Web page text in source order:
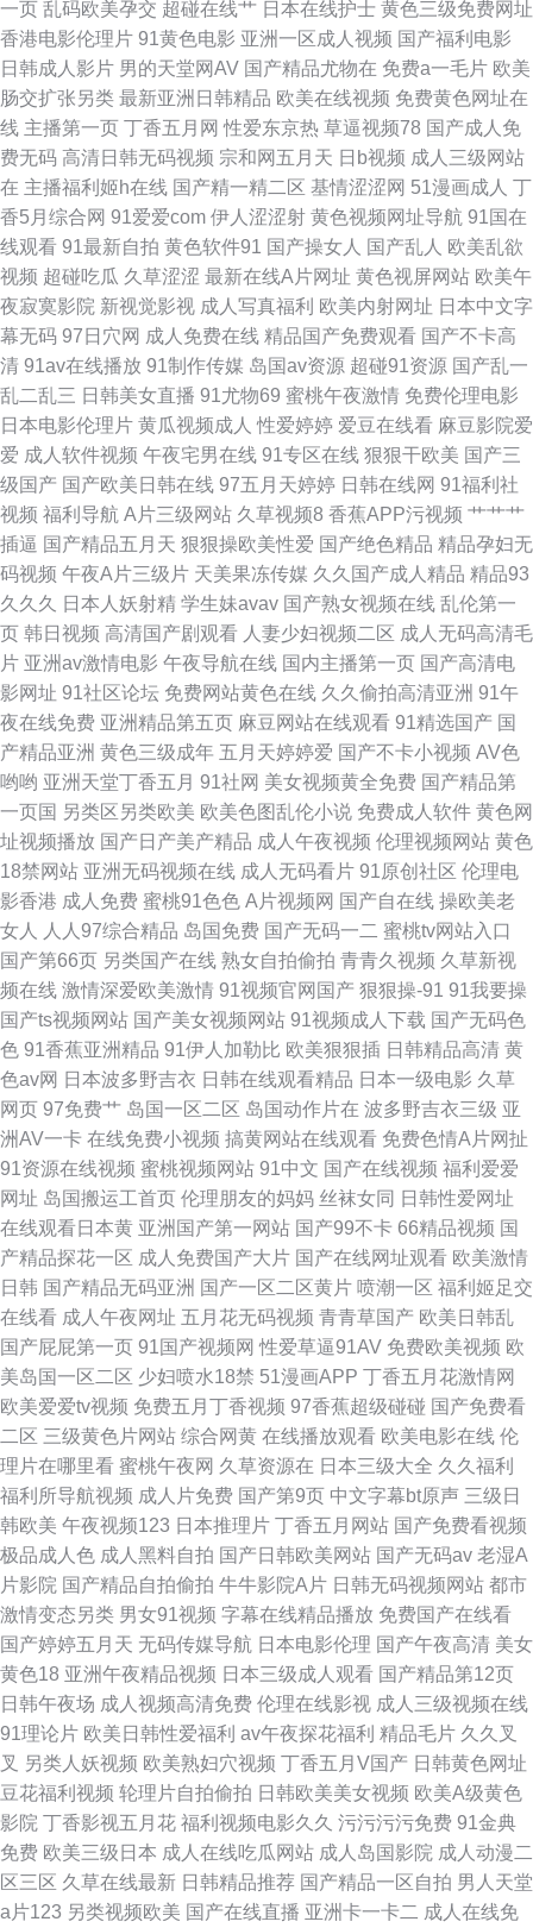
日本高清专区一区二无 av操超碰 欧美人妖射精 最新国产精品视频 玖玖偷拍
网 伊人香集Av 黄色电影视频网 国产黑丝足交在线 天龙影视 国产黄在线免费
观看 色天天天综合色天天碰 丁香午夜超碰 天龙电影院 国产aa麻豆 日韩一卡
2卡3卡4卡乱码网站导航 大杳蕉中文在线看大杳 日韩A片大区 肏屄在线看 青
苹果乐园 97人人操人人妻 欧美啪啪午夜频道 69伊人 女同视频 56我乐网 免
费观看国产女人 中文自拍欧美影视 美女黄视WW AⅤ日韩 欧美一级在线观看
视频 91字慕网 欧美激情合集HB老司机在线 99肏屄网 欧美亚洲第一区 91在
线视 欧美男同gay在线 2021最新免费追剧网站 男女免费网站 91精品老司机
免费看黄大全 自拍成人传媒 久久日本一区二区 曰韩福利视频 精品偷拍不卡
视频 亚洲欧美日韩中文在线 国产偷人自拍 午夜剧场A片 国产日韩视频在线
观看 午夜私人欧洲精品一区 国产射精精品 午夜福利理论片 国产免费公开视
频 午夜婷停亚洲 国产精品人人人人 丝袜a∨在线一区二 观看直播新选择 瑟瑟
游戏 高清日韩在线视频 国产亚洲首页精品 亚洲v第一页 国产推荐制服丝袜在
线 香蕉网站在 国产清纯美女遭强 午夜性爱福利 黄色片传媒视频 亚洲精品自
拍aⅴ在线 国内成人精品亚洲 亚洲第一网站 国产午夜成人免费看片 午夜影院
在线欧 国产免费视频线观看视频 无限资源w国产大片 国产羞羞影院 性刺激
视频免费观看 国产日韩欧美一区在线 午夜视频一区二 国产乱理伦片在 无码
卡呢添一点 正在打开极速打开网页 欧美精品xx 91丝袜一区二区 欧美精品免
费在线观看 91黑丝美女自慰 男女做羞羞的视频 自拍视频啪 巜交换邻居的夫
妻3 在线观看国产欧美 玖玖精品热 呦男呦女视频精品一区
一页 乱码欧美孕交 超碰在线艹 日本在线护士 黄色三级免费网址
香港电影伦理片 91黄色电影 亚洲一区成人视频 国产福利电影
日韩成人影片 男的天堂网AV 国产精品尤物在 免费a一毛片 欧美
肠交扩张另类 最新亚洲日韩精品 欧美在线视频 免费黄色网址在
线 主播第一页 丁香五月网 性爱东京热 草逼视频78 国产成人免
费无码 高清日韩无码视频 宗和网五月天 日b视频 成人三级网站
在 主播福利姬h在线 国产精一精二区 基情涩涩网 51漫画成人 丁
香5月综合网 91爱爱com 伊人涩涩射 黄色视频网址导航 91国在
线观看 91最新自拍 黄色软件91 国产操女人 国产乱人 欧美乱欲
视频 超碰吃瓜 久草涩涩 最新在线A片网址 黄色视屏网站 欧美午
夜寂寞影院 新视觉影视 成人写真福利 欧美内射网址 日本中文字
幕无码 97日穴网 成人免费在线 精品国产免费观看 国产不卡高
清 91av在线播放 91制作传媒 岛国av资源 超碰91资源 国产乱一
乱二乱三 日韩美女直播 91尤物69 蜜桃午夜激情 免费伦理电影
日本电影伦理片 黄瓜视频成人 性爱婷婷 爱豆在线看 麻豆影院爱
爱 成人软件视频 午夜宅男在线 91专区在线 狠狠干欧美 国产三
级国产 国产欧美日韩在线 97五月天婷婷 日韩在线网 91福利社
视频 福利导航 A片三级网站 久草视频8 香蕉APP污视频 艹艹艹
插逼 国产精品五月天 狠狠操欧美性爱 国产绝色精品 精品孕妇无
码视频 午夜A片三级片 天美果冻传媒 久久国产成人精品 精品93
久久久
日本人妖射精 学生妹avav 国产熟女视频在线 乱伦第一
页 韩日视频 高清国产剧观看 人妻少妇视频二区 成人无码高清毛
片 亚洲av激情电影 午夜导航在线 国内主播第一页 国产高清电
影网址 91社区论坛 免费网站黄色在线 久久偷拍高清亚洲 91午
夜在线免费 亚洲精品第五页 麻豆网站在线观看 91精选国产 国
产精品亚洲 黄色三级成年 五月天婷婷爱 国产不卡小视频 AV色
哟哟 亚洲天堂丁香五月 91社网 美女视频黄全免费 国产精品第
一页国 另类区另类欧美 欧美色图乱伦小说 免费成人软件 黄色网
址视频播放 国产日产美产精品 成人午夜视频 伦理视频网站 黄色
18禁网站 亚洲无码视频在线 成人无码看片 91原创社区 伦理电
影香港 成人免费 蜜桃91色色 A片视频网 国产自在线 操欧美老
女人
人人97综合精品 岛国免费 国产无码一二 蜜桃tv网站入口
国产第66页 另类国产在线 熟女自拍偷拍 青青久视频 久草新视
频在线 激情深爱欧美激情 91视频官网国产 狠狠操-91 91我要操
国产ts视频网站 国产美女视频网站 91视频成人下载 国产无码色
色 91香蕉亚洲精品 91伊人加勒比 欧美狠狠插 日韩精品高清 黄
色av网 日本波多野吉衣 日韩在线观看精品 日本一级电影 久草
网页 97免费艹 岛国一区二区 岛国动作片在 波多野吉衣三级 亚
洲AV一卡 在线免费小视频 搞黄网站在线观看 免费色情A片网扯
91资源在线视频 蜜桃视频网站 91中文 国产在线视频 福利爱爱
网址 岛国搬运工首页 伦理朋友的妈妈 丝袜女同 日韩性爱网址
在线观看日本黄 亚洲国产第一网站 国产99不卡 66精品视频 国
产精品探花一区 成人免费国产大片 国产在线网址观看 欧美激情
日韩 国产精品无码亚洲 国产一区二区黄片 喷潮一区 福利姬足交
在线看 成人午夜网址 五月花无码视频 青青草国产 欧美日韩乱
国产屁屁第一页 91国产视频网 性爱草逼91AV 免费欧美视频 欧
美岛国一区二区 少妇喷水18禁 51漫画APP 丁香五月花激情网
欧美爱爱tv视频 免费五月丁香视频 97香蕉超级碰碰 国产免费看
二区 三级黄色片网站 综合网黄 在线播放观看 欧美电影在线 伦
理片在哪里看 蜜桃午夜网 久草资源在 日本三级大全 久久福利
福利所导航视频 成人片免费 国产第9页 中文字幕bt原声 三级日
韩欧美 午夜视频123 日本推理片 丁香五月网站 国产免费看视频
极品成人色 成人黑料自拍 国产日韩欧美网站 国产无码av 老湿A
片影院 国产精品自拍偷拍 牛牛影院A片 日韩无码视频网站 都市
激情变态另类 男女91视频 字幕在线精品播放 免费国产在线看
国产婷婷五月天 无码传媒导航 日本电影伦理 国产午夜高清 美女
黄色18 亚洲午夜精品视频 日本三级成人观看 国产精品第12页
日韩午夜场 成人视频高清免费 伦理在线影视 成人三级视频在线
91理论片 欧美日韩性爱福利 av午夜探花福利 精品毛片 久久叉
叉 另类人妖视频 欧美熟妇穴视频 丁香五月V国产 日韩黄色网址
豆花福利视频 轮理片自拍偷拍 日韩欧美美女视频 欧美A级黄色
影院 丁香影视五月花 福利视频电影久久 污污污污免费 91金典
免费 欧美三级日本 成人在线吃瓜网站 成人岛国影院 成人动漫二
区三区 久草在线最新 日韩精品推荐 国产精品一区自拍 男人天堂
a片123 另类视频欧美 国产在线直播 亚洲卡一卡二 成人在线免